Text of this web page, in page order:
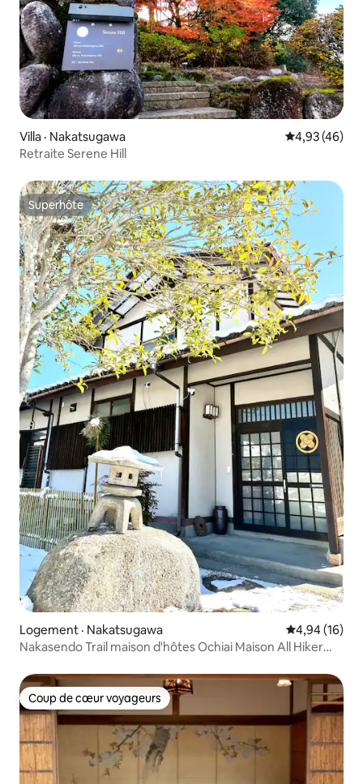
Villa · Nakatsugawa Note
4,93 (46)
Retraite Serene Hill
Superhôte
Superhôte
Logement · Nakatsugawa Note
4,94 (16)
Nakasendo Trail maison d'hôtes Ochiai Maison All Hiker
portefeuille
Coup de cœur voyageurs
Coup de cœur voyageurs